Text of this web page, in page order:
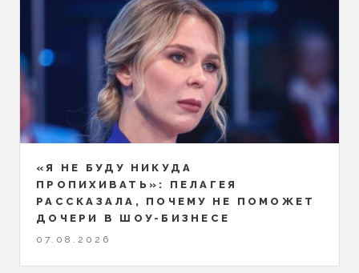
«Я НЕ БУДУ НИКУДА
ПРОПИХИВАТЬ»: ПЕЛАГЕЯ
РАССКАЗАЛА, ПОЧЕМУ НЕ ПОМОЖЕТ
ДОЧЕРИ В ШОУ-БИЗНЕСЕ
07.08.2026